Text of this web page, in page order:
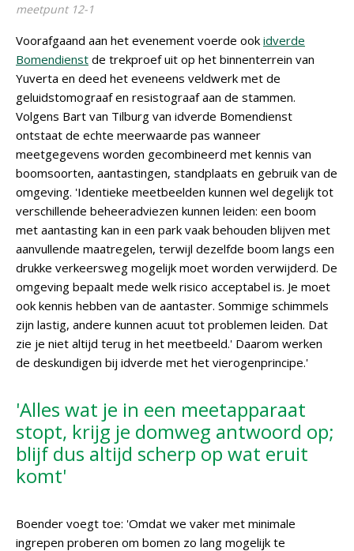
meetpunt 12-1
Voorafgaand aan het evenement voerde ook idverde
Bomendienst de trekproef uit op het binnenterrein van
Yuverta en deed het eveneens veldwerk met de
geluidstomograaf en resistograaf aan de stammen.
Volgens Bart van Tilburg van idverde Bomendienst
ontstaat de echte meerwaarde pas wanneer
meetgegevens worden gecombineerd met kennis van
boomsoorten, aantastingen, standplaats en gebruik van de
omgeving. 'Identieke meetbeelden kunnen wel degelijk tot
verschillende beheeradviezen kunnen leiden: een boom
met aantasting kan in een park vaak behouden blijven met
aanvullende maatregelen, terwijl dezelfde boom langs een
drukke verkeersweg mogelijk moet worden verwijderd. De
omgeving bepaalt mede welk risico acceptabel is. Je moet
ook kennis hebben van de aantaster. Sommige schimmels
zijn lastig, andere kunnen acuut tot problemen leiden. Dat
zie je niet altijd terug in het meetbeeld.' Daarom werken
de deskundigen bij idverde met het vierogenprincipe.'
'Alles wat je in een meetapparaat
stopt, krijg je domweg antwoord op;
blijf dus altijd scherp op wat eruit
komt'
Boender voegt toe: 'Omdat we vaker met minimale
ingrepen proberen om bomen zo lang mogelijk te